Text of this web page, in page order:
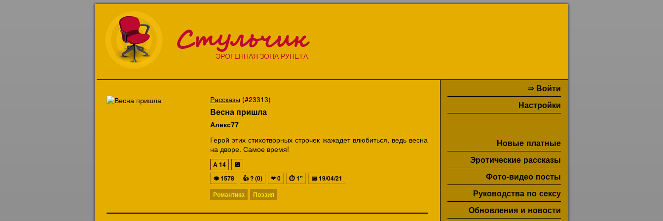
Стульчик
ЭРОГЕННАЯ ЗОНА РУНЕТА
⇒ Войти
Настройки
Новые платные
Эротические рассказы
Фото-видео посты
Руководства по сексу
Обновления и новости
Рассказы (#23313)
Весна пришла
Алекс77
Герой этих стихотворных строчек жажадет влюбиться, ведь весна
на дворе. Самое время!
A14
💾
👁1578 👍? (0) ❤0 ⏱1" 📅 19/04/21
Романтика
Поэзия